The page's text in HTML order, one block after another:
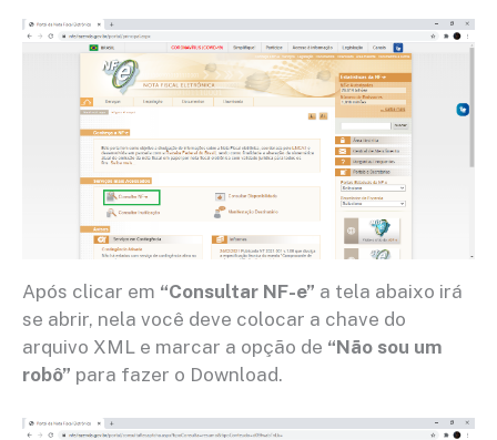
Após clicar em “Consultar NF-e” a tela abaixo irá
se abrir, nela você deve colocar a chave do
arquivo XML e marcar a opção de “Não sou um
robô” para fazer o Download.